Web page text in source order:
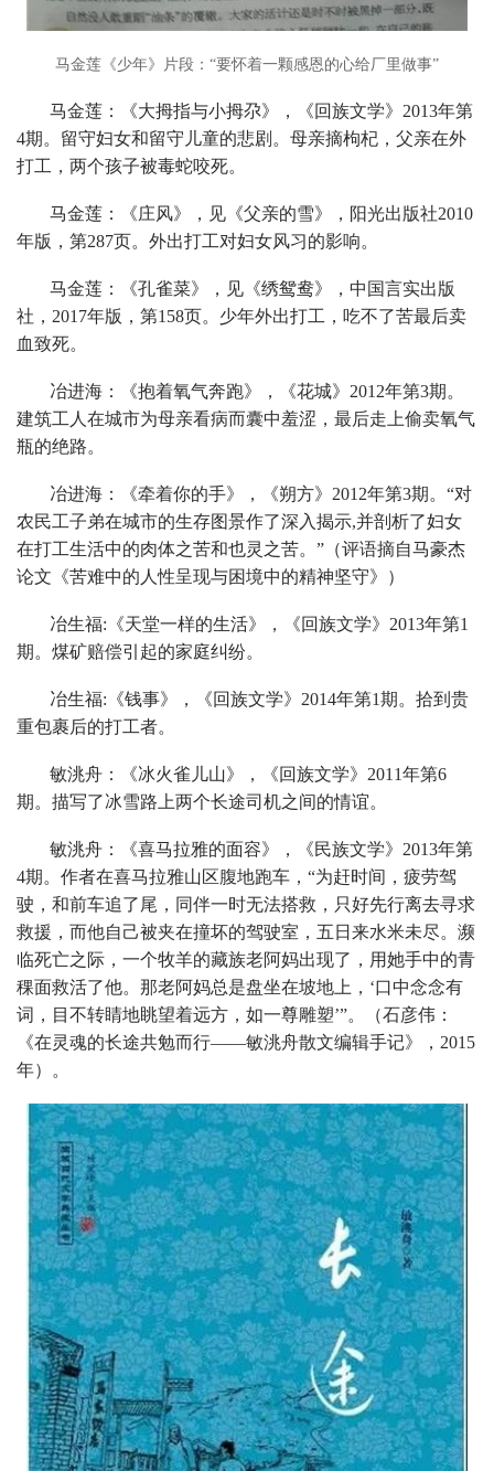
马金莲《少年》片段：“要怀着一颗感恩的心给厂里做事”
马金莲：《大拇指与小拇尕》，《回族文学》2013年第
4期。留守妇女和留守儿童的悲剧。母亲摘枸杞，父亲在外
打工，两个孩子被毒蛇咬死。
马金莲：《庄风》，见《父亲的雪》，阳光出版社2010
年版，第287页。外出打工对妇女风习的影响。
马金莲：《孔雀菜》，见《绣鸳鸯》，中国言实出版
社，2017年版，第158页。少年外出打工，吃不了苦最后卖
血致死。
冶进海：《抱着氧气奔跑》，《花城》2012年第3期。
建筑工人在城市为母亲看病而囊中羞涩，最后走上偷卖氧气
瓶的绝路。
冶进海：《牵着你的手》，《朔方》2012年第3期。“对
农民工子弟在城市的生存图景作了深入揭示,并剖析了妇女
在打工生活中的肉体之苦和也灵之苦。”（评语摘自马豪杰
论文《苦难中的人性呈现与困境中的精神坚守》）
冶生福:《天堂一样的生活》，《回族文学》2013年第1
期。煤矿赔偿引起的家庭纠纷。
冶生福:《钱事》，《回族文学》2014年第1期。拾到贵
重包裹后的打工者。
敏洮舟：《冰火雀儿山》，《回族文学》2011年第6
期。描写了冰雪路上两个长途司机之间的情谊。
敏洮舟：《喜马拉雅的面容》，《民族文学》2013年第
4期。作者在喜马拉雅山区腹地跑车，“为赶时间，疲劳驾
驶，和前车追了尾，同伴一时无法搭救，只好先行离去寻求
救援，而他自己被夹在撞坏的驾驶室，五日来水米未尽。濒
临死亡之际，一个牧羊的藏族老阿妈出现了，用她手中的青
稞面救活了他。那老阿妈总是盘坐在坡地上，‘口中念念有
词，目不转睛地眺望着远方，如一尊雕塑’”。（石彦伟：
《在灵魂的长途共勉而行——敏洮舟散文编辑手记》，2015
年）。